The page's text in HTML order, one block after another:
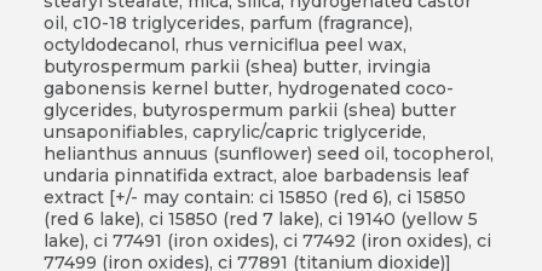
oil, c10-18 triglycerides, parfum (fragrance),
octyldodecanol, rhus verniciflua peel wax,
butyrospermum parkii (shea) butter, irvingia
gabonensis kernel butter, hydrogenated coco-
glycerides, butyrospermum parkii (shea) butter
unsaponifiables, caprylic/capric triglyceride,
helianthus annuus (sunflower) seed oil, tocopherol,
undaria pinnatifida extract, aloe barbadensis leaf
extract [+/- may contain: ci 15850 (red 6), ci 15850
(red 6 lake), ci 15850 (red 7 lake), ci 19140 (yellow 5
lake), ci 77491 (iron oxides), ci 77492 (iron oxides), ci
77499 (iron oxides), ci 77891 (titanium dioxide)]